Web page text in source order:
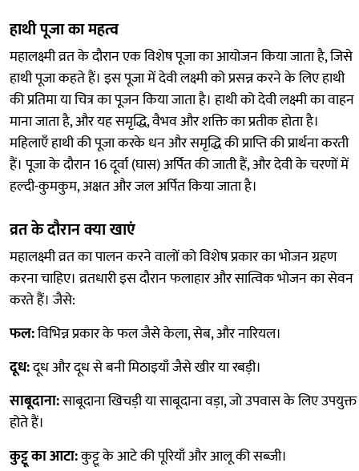
हाथी पूजा का महत्व
महालक्ष्मी व्रत के दौरान एक विशेष पूजा का आयोजन किया जाता है, जिसे
हाथी पूजा कहते हैं। इस पूजा में देवी लक्ष्मी को प्रसन्न करने के लिए हाथी
की प्रतिमा या चित्र का पूजन किया जाता है। हाथी को देवी लक्ष्मी का वाहन
माना जाता है, और यह समृद्धि, वैभव और शक्ति का प्रतीक होता है।
महिलाएँ हाथी की पूजा करके धन और समृद्धि की प्राप्ति की प्रार्थना करती
हैं। पूजा के दौरान 16 दूर्वा (घास) अर्पित की जाती हैं, और देवी के चरणों में
हल्दी-कुमकुम, अक्षत और जल अर्पित किया जाता है।
व्रत के दौरान क्या खाएं
महालक्ष्मी व्रत का पालन करने वालों को विशेष प्रकार का भोजन ग्रहण
करना चाहिए। व्रतधारी इस दौरान फलाहार और सात्विक भोजन का सेवन
करते हैं। जैसे:
फल:विभिन्न प्रकार के फल जैसे केला, सेब, और नारियल।
दूध:दूध और दूध से बनी मिठाइयाँ जैसे खीर या रबड़ी।
साबूदाना:साबूदाना खिचड़ी या साबूदाना वड़ा, जो उपवास के लिए उपयुक्त
होते हैं।
कुट्टू का आटा:कुट्टू के आटे की पूरियाँ और आलू की सब्जी।